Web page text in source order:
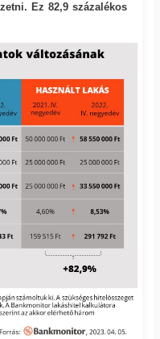
Ez 82,9 százalékos